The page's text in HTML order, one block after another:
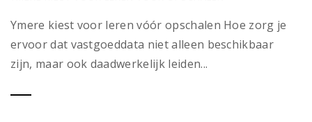
Ymere kiest voor leren vóór opschalen Hoe zorg je
ervoor dat vastgoeddata niet alleen beschikbaar
zijn, maar ook daadwerkelijk leiden...